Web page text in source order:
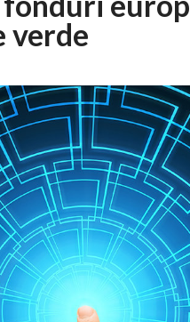
2026
08/2026
verde